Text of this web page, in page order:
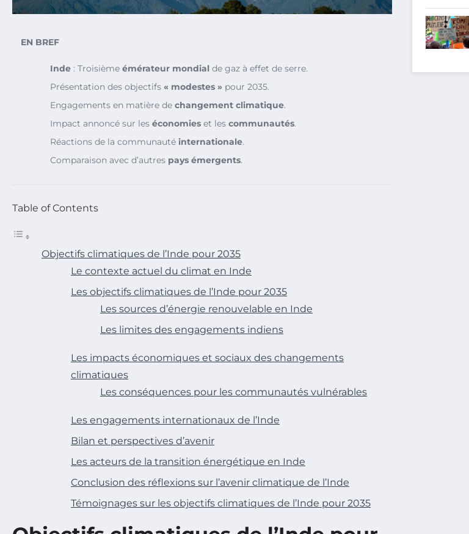
EN BREF
Inde : Troisième émérateur mondial de gaz à effet de serre.
Présentation des objectifs « modestes » pour 2035.
Engagements en matière de changement climatique.
Impact annoncé sur les économies et les communautés.
Réactions de la communauté internationale.
Comparaison avec d’autres pays émergents.
Table of Contents
Objectifs climatiques de l’Inde pour 2035
Le contexte actuel du climat en Inde
Les objectifs climatiques de l’Inde pour 2035
Les sources d’énergie renouvelable en Inde
Les limites des engagements indiens
Les impacts économiques et sociaux des changements
climatiques
Les conséquences pour les communautés vulnérables
Les engagements internationaux de l’Inde
Bilan et perspectives d’avenir
Les acteurs de la transition énergétique en Inde
Conclusion des réflexions sur l’avenir climatique de l’Inde
Témoignages sur les objectifs climatiques de l’Inde pour 2035